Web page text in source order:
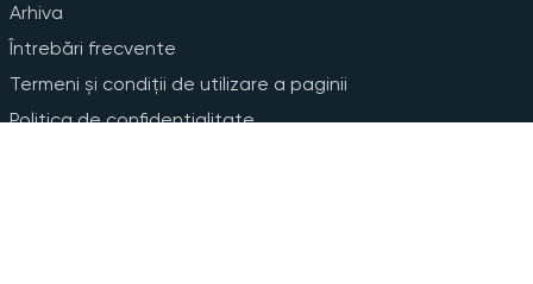
Arhiva
Întrebări frecvente
Termeni și condiții de utilizare a paginii
Politica de confidențialitate